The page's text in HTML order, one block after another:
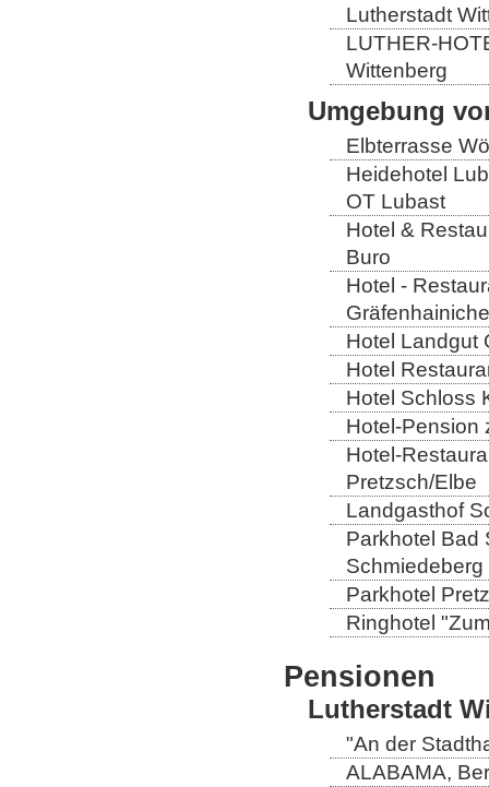
Lutherstadt
LUTHER-
Wittenberg
Umgebung
Elbterrasse
Heidehotel
OT Lubast
Hotel &
Buro
Hotel -
Hotel Landgut
Hotel
Hotel Schloss
Hotel-Pension
Hotel-
Pretzsch/Elbe
Landgasthof
Parkhotel Bad
Schmiedeberg
Parkhotel
Ringhotel
Pensionen
Lutherstadt
"An der
ALABAMA,